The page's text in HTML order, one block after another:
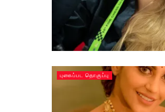
புகைப்பட தொகுப்பு